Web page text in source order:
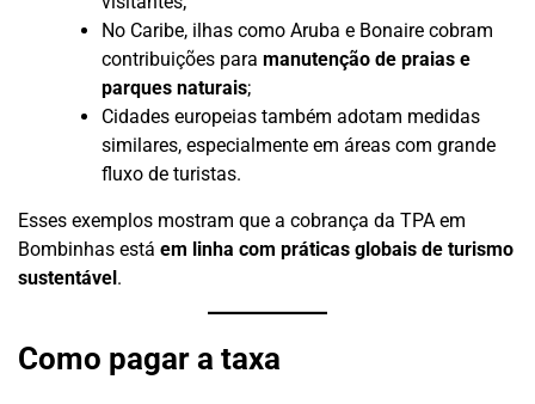
No Caribe, ilhas como Aruba e Bonaire cobram
contribuições para manutenção de praias e
parques naturais;
Cidades europeias também adotam medidas
similares, especialmente em áreas com grande
fluxo de turistas.
Esses exemplos mostram que a cobrança da TPA em
Bombinhas está em linha com práticas globais de turismo
sustentável.
Como pagar a taxa